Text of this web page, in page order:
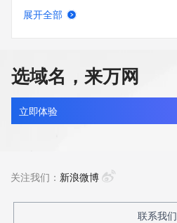
lee-iot.net
最近查询
展开全部
选域名，来万网
立即体验
关注我们： 新浪微博
联系我们